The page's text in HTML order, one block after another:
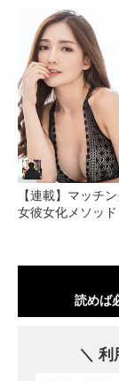
【連載】マッチ
女彼女化メソッド
読めば
利